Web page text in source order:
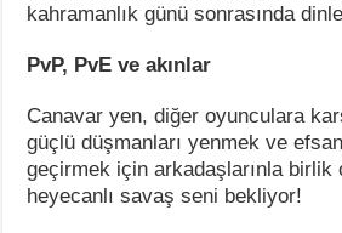
kahramanlık günü sonrasında
PvP, PvE ve akınlar
Canavar yen, diğer oyunculara
güçlü düşmanları yenmek ve
geçirmek için arkadaşlarınla birlik
heyecanlı savaş seni bekliyor!